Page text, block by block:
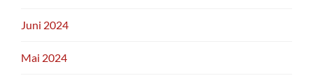
Juni 2024
Mai 2024